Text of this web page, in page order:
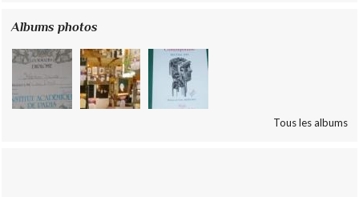
Albums photos
Tous les albums